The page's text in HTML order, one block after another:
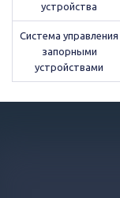
устройства
Система управления
запорными
устройствами